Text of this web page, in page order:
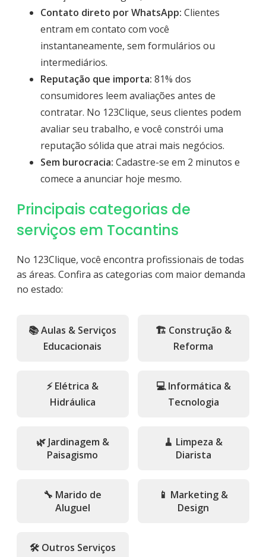
Contato direto por WhatsApp: Clientes
entram em contato com você
instantaneamente, sem formulários ou
intermediários.
Reputação que importa: 81% dos
consumidores leem avaliações antes de
contratar. No 123Clique, seus clientes podem
avaliar seu trabalho, e você constrói uma
reputação sólida que atrai mais negócios.
Sem burocracia: Cadastre-se em 2 minutos e
comece a anunciar hoje mesmo.
Principais categorias de
serviços em Tocantins
No 123Clique, você encontra profissionais de todas
as áreas. Confira as categorias com maior demanda
no estado:
📚 Aulas & Serviços
Educacionais
🏗️ Construção &
Reforma
⚡ Elétrica &
Hidráulica
💻 Informática &
Tecnologia
🌿 Jardinagem &
Paisagismo
🧹 Limpeza &
Diarista
🔧 Marido de
Aluguel
📱 Marketing &
Design
🛠️ Outros Serviços